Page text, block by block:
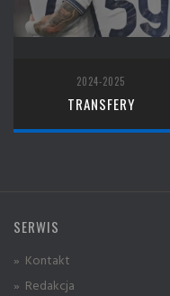
2024-2025
TRANSFERY
SERWIS
» Kontakt
» Redakcja